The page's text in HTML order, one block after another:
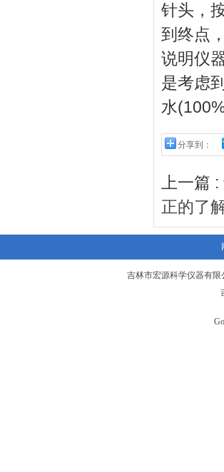
针头，
到终点
说明仪
是考虑
水
分享到：
上一篇 :
正的了
吉林市宏源科学仪器有限